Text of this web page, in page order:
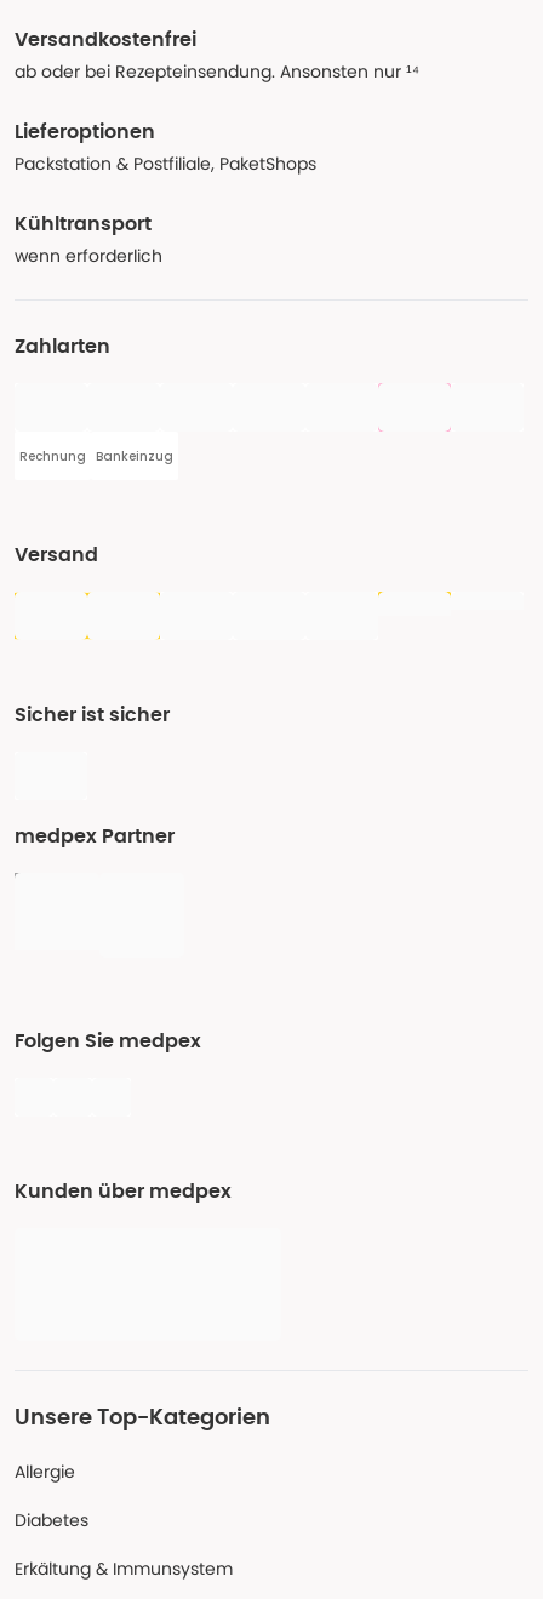
Versandkostenfrei
ab oder bei Rezepteinsendung. Ansonsten nur ¹⁴
Lieferoptionen
Packstation & Postfiliale, PaketShops
Kühltransport
wenn erforderlich
Zahlarten
Rechnung Bankeinzug
Versand
Sicher ist sicher
medpex Partner
Folgen Sie medpex
Kunden über medpex
Unsere Top-Kategorien
Allergie
Diabetes
Erkältung & Immunsystem